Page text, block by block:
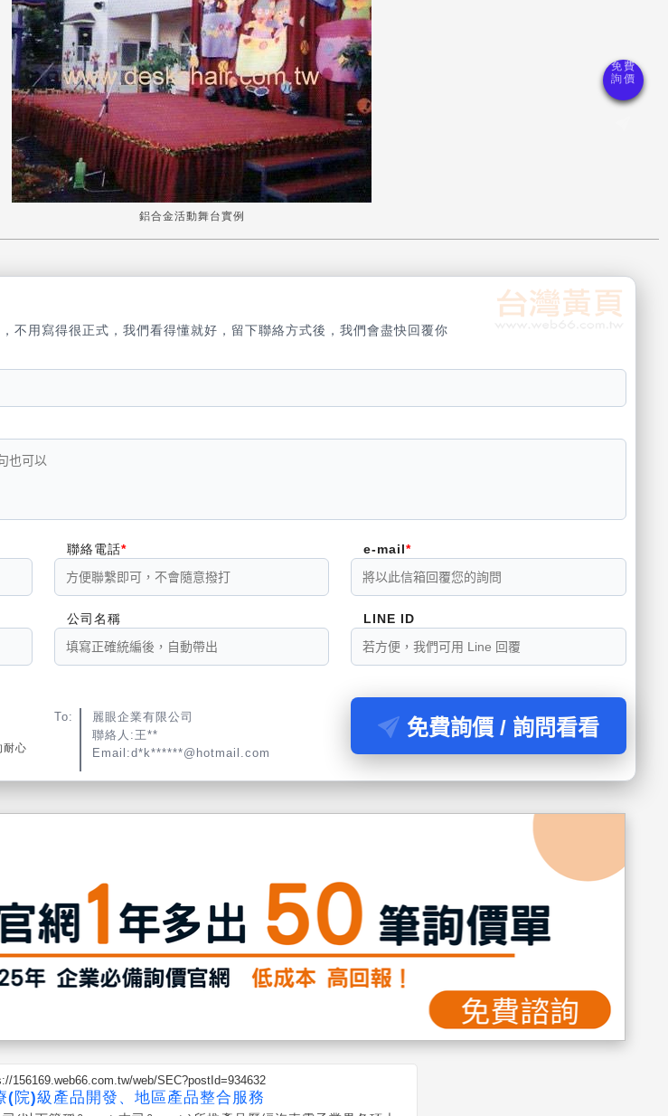
鋁合金活動舞台實例
不用寫得很正式，我們看得懂就好，留下聯絡方式後，我們會盡快回覆你
聯絡電話 e-mail
公司名稱 LINE ID
耐心
To:
麗眼企業有限公司
聯絡人:王**
Email:d*k******@hotmail.com
免費詢價 / 詢問看看
156169.web66.com.tw/web/SEC?postId=934632
(院)級產品開發、地區產品整合服務